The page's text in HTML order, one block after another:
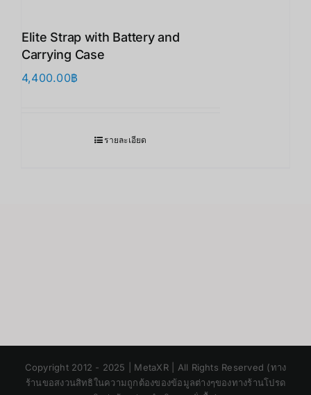
Elite Strap with Battery and
Carrying Case
4,400.00฿
รายละเอียด
Copyright 2012 - 2025 | MetaXR | All Rights Reserved (ทาง
ร้านขอสงวนสิทธิในความถูกต้องของข้อมูลต่างๆของทางร้านโปรด